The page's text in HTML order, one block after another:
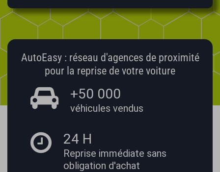
AutoEasy : réseau d'agences de proximité
pour la reprise de votre voiture
+50 000
véhicules vendus
24 H
Reprise immédiate sans
obligation d'achat